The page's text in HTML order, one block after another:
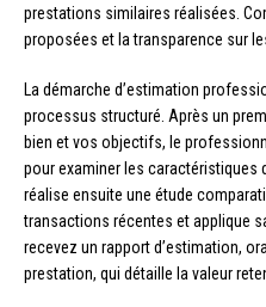
prestations similaires réalisées.
proposées et la transparence sur
La démarche d’estimation
processus structuré. Après un
bien et vos objectifs, le
pour examiner les caractéristiques
réalise ensuite une étude
transactions récentes et applique
recevez un rapport d’estimation,
prestation, qui détaille la valeur